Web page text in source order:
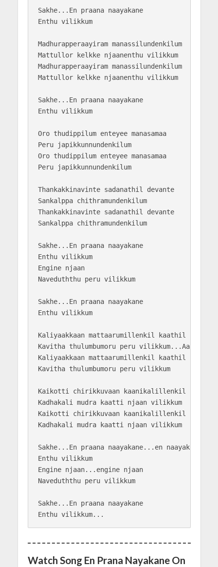
Sakhe...En praana naayakane
Enthu vilikkum
Madhurapperaayiram manassilundenkilum
Mattullor kelkke njaanenthu vilikkum
Madhurapperaayiram manassilundenkilum
Mattullor kelkke njaanenthu vilikkum
Sakhe...En praana naayakane
Enthu vilikkum
Oro thudippilum enteyee manasamaa
Peru japikkunnundenkilum
Oro thudippilum enteyee manasamaa
Peru japikkunnundenkilum
Thankakkinavinte sadanathil devante
Sankalppa chithramundenkilum
Thankakkinavinte sadanathil devante
Sankalppa chithramundenkilum
Sakhe...En praana naayakane
Enthu vilikkum
Engine njaan
Naveduththu peru vilikkum
Sakhe...En praana naayakane
Enthu vilikkum
Kaliyaakkaan mattaarumillenkil kaathil njaan
Kavitha thulumbumoru peru vilikkum...Aaa...
Kaliyaakkaan mattaarumillenkil kaathil njaan
Kavitha thulumbumoru peru vilikkum
Kaikotti chirikkuvaan kaanikalillenkil
Kadhakali mudra kaatti njaan vilikkum
Kaikotti chirikkuvaan kaanikalillenkil
Kadhakali mudra kaatti njaan vilikkum
Sakhe...En praana naayakane...en naayakane
Enthu vilikkum
Engine njaan...engine njaan
Naveduththu peru vilikkum
Sakhe...En praana naayakane
Watch Song En Prana Nayakane On